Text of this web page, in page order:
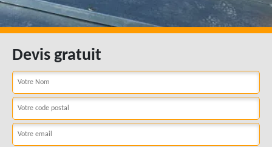
Devis gratuit